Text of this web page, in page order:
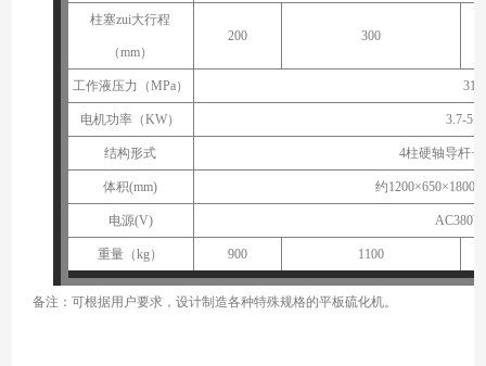
柱塞zui大行程
（mm）
200 300
工作液压力（MPa） 31.5
电机功率（KW） 3.7-
结构形式 4柱硬轴导杆+
体积(mm) 约1200×650×
电源(V) AC380V
重量（kg） 900 1100
备注：可根据用户要求，设计制造各种特殊规格的平板硫化机。